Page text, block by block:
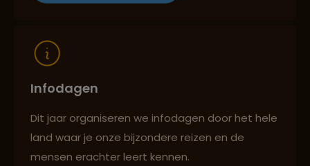
Infodagen
Dit jaar organiseren we infodagen door het hele
land waar je onze bijzondere reizen en de
mensen erachter leert kennen.